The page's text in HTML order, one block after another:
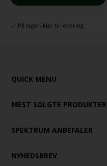
På lager, klar til levering
QUICK MENU
MEST SOLGTE PRODUKTER
SPEKTRUM ANBEFALER
NYHEDSBREV